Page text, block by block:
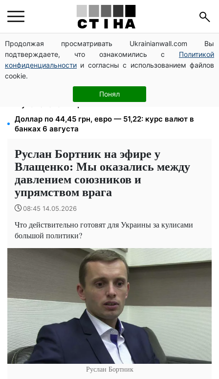
Продолжая просматривать Ukrainianwall.com Вы
подтверждаете, что ознакомились с Политикой
конфиденциальности и согласны с использованием файлов
cookie.
Понял
Депо Укрпочты уничтожено в Павлограде: двое
погибших, доставку пенсий восстановят резервом
113 млрд грн задолжали украинцы за коммуналку:
830 тысяч производств в реестре должников
1500 списанных, 500 уехали сразу: обыски в
Мукачевском ТЦК и ВВК
Доллар по 44,45 грн, евро — 51,22: курс валют в
банках 6 августа
Руслан Бортник на эфире у
Влащенко: Мы оказались между
давлением союзников и
упрямством врага
08:45 14.05.2026
Что действительно готовят для Украины за кулисами
большой политики?
Руслан Бортник